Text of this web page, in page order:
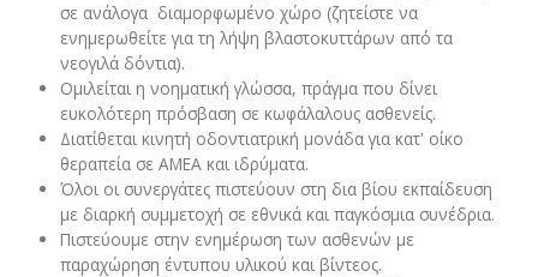
σε ανάλογα διαμορφωμένο χώρο (ζητείστε να
ενημερωθείτε για τη λήψη βλαστοκυττάρων από τα
νεογιλά δόντια).
Ομιλείται η νοηματική γλώσσα, πράγμα που δίνει
ευκολότερη πρόσβαση σε κωφάλαλους ασθενείς.
Διατίθεται κινητή οδοντιατρική μονάδα για κατ' οίκο
θεραπεία σε ΑΜΕΑ και ιδρύματα.
Όλοι οι συνεργάτες πιστεύουν στη δια βίου εκπαίδευση
με διαρκή συμμετοχή σε εθνικά και παγκόσμια συνέδρια.
Πιστεύουμε στην ενημέρωση των ασθενών με
παραχώρηση έντυπου υλικού και βίντεος.